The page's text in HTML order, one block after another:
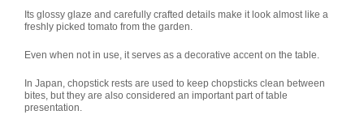
Its glossy glaze and carefully crafted details make it look almost like a
freshly picked tomato from the garden.
Even when not in use, it serves as a decorative accent on the table.
In Japan, chopstick rests are used to keep chopsticks clean between
bites, but they are also considered an important part of table
presentation.